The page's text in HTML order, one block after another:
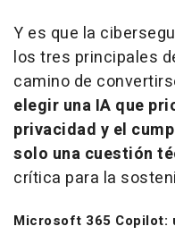
Y es que la
los tres principales
camino de
elegir una IA que
privacidad y el
solo una cuestión
crítica para la
Microsoft 365 Copilot: